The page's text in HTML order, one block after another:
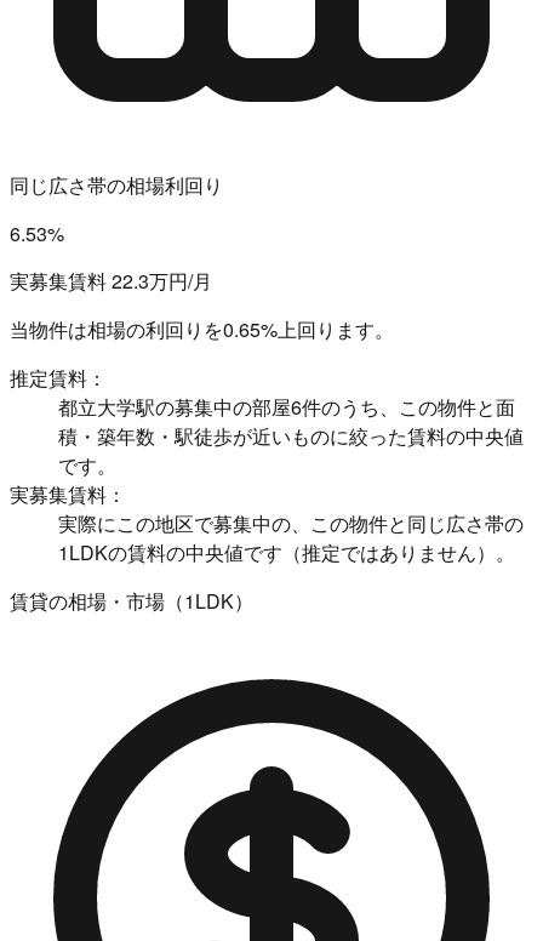
同じ広さ帯の相場利回り
6.53%
実募集賃料 22.3万円/月
当物件は相場の利回りを0.65%上回ります。
推定賃料：
都立大学駅の募集中の部屋6件のうち、この物件と面
積・築年数・駅徒歩が近いものに絞った賃料の中央値
です。
実募集賃料：
実際にこの地区で募集中の、この物件と同じ広さ帯の
1LDKの賃料の中央値です（推定ではありません）。
賃貸の相場・市場（1LDK）